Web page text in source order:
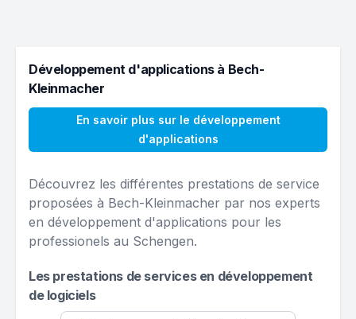
Développement d'applications à Bech-
Kleinmacher
En savoir plus sur le développement
d'applications
Découvrez les différentes prestations de service
proposées à Bech-Kleinmacher par nos experts
en développement d'applications pour les
professionels au Schengen.
Les prestations de services en développement
de logiciels